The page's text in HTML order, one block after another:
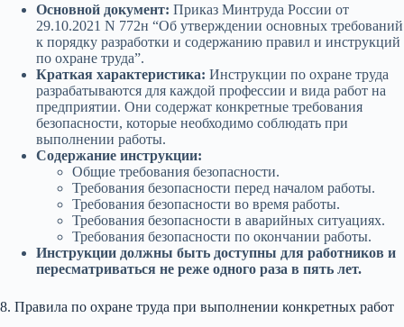
Основной документ: Приказ Минтруда России от
29.10.2021 N 772н “Об утверждении основных требований
к порядку разработки и содержанию правил и инструкций
по охране труда”.
Краткая характеристика: Инструкции по охране труда
разрабатываются для каждой профессии и вида работ на
предприятии. Они содержат конкретные требования
безопасности, которые необходимо соблюдать при
выполнении работы.
Содержание инструкции:
Общие требования безопасности.
Требования безопасности перед началом работы.
Требования безопасности во время работы.
Требования безопасности в аварийных ситуациях.
Требования безопасности по окончании работы.
Инструкции должны быть доступны для работников и
пересматриваться не реже одного раза в пять лет.
8. Правила по охране труда при выполнении конкретных работ